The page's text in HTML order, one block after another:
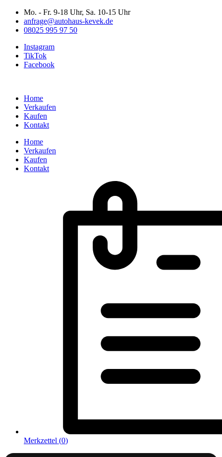
Zum
Inhalt
wechseln
Mo. - Fr. 9-18 Uhr, Sa. 10-15 Uhr
anfrage@autohaus-kevek.de
08025 995 97 50
Instagram
TikTok
Facebook
Home
Verkaufen
Kaufen
Kontakt
Home
Verkaufen
Kaufen
Kontakt
Merkzettel (0)